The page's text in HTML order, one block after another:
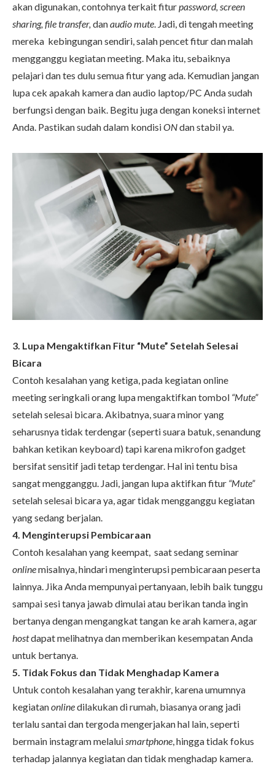
akan digunakan, contohnya terkait fiturpassword, screen
sharing, file transfer, danaudio mute. Jadi, di tengah meeting
mereka kebingungan sendiri, salah pencet fitur dan malah
mengganggu kegiatan meeting. Maka itu, sebaiknya
pelajari dan tes dulu semua fitur yang ada. Kemudian jangan
lupa cek apakah kamera dan audio laptop/PC Anda sudah
berfungsi dengan baik. Begitu juga dengan koneksi internet
Anda. Pastikan sudah dalam kondisiONdan stabil ya.
3. Lupa Mengaktifkan Fitur “Mute” Setelah Selesai
Bicara
Contoh kesalahan yang ketiga, pada kegiatan online
meeting seringkali orang lupa mengaktifkan tombol “Mute”
setelah selesai bicara. Akibatnya, suara minor yang
seharusnya tidak terdengar (seperti suara batuk, senandung
bahkan ketikan keyboard) tapi karena mikrofon gadget
bersifat sensitif jadi tetap terdengar. Hal ini tentu bisa
sangat mengganggu. Jadi, jangan lupa aktifkan fitur “Mute”
setelah selesai bicara ya, agar tidak mengganggu kegiatan
yang sedang berjalan.
4. Menginterupsi Pembicaraan
Contoh kesalahan yang keempat, saat sedang seminar
onlinemisalnya, hindari menginterupsi pembicaraan peserta
lainnya. Jika Anda mempunyai pertanyaan, lebih baik tunggu
sampai sesi tanya jawab dimulai atau berikan tanda ingin
bertanya dengan mengangkat tangan ke arah kamera, agar
hostdapat melihatnya dan memberikan kesempatan Anda
untuk bertanya.
5. Tidak Fokus dan Tidak Menghadap Kamera
Untuk contoh kesalahan yang terakhir, karena umumnya
kegiatanonlinedilakukan di rumah, biasanya orang jadi
terlalu santai dan tergoda mengerjakan hal lain, seperti
bermain instagram melaluismartphone, hingga tidak fokus
terhadap jalannya kegiatan dan tidak menghadap kamera.